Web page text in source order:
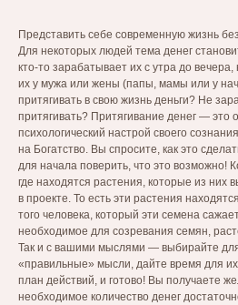
Представить себе современную жизнь
Для некоторых людей тема денег
кто-то зарабатывает их с утра до
их у мужа или жены (папы, мамы или у
притягивать в свою жизнь деньги? Не
притягивать? Притягивание денег — это
психологический настрой своего
на Богатство. Вы спросите, как это
для начала поверить, что это возможно!
где находятся растения, которые из них
в проекте. То есть эти растения
того человека, который эти семена
необходимое для созревания семян,
Так и с вашими мыслями — выбирайте
«правильные» мысли, дайте время для их
план действий, и готово! Вы получаете
необходимое количество денег